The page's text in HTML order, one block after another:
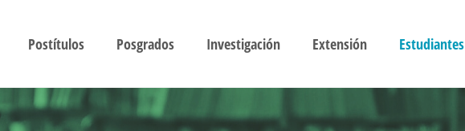
Postítulos Posgrados Investigación Extensión Estudiantes